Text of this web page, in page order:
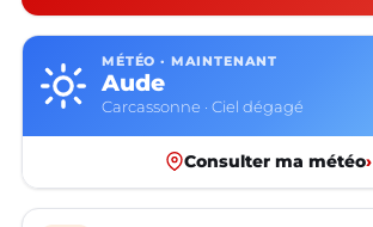
MÉTÉO · MAINTENANT
Aude
Carcassonne · Ciel dégagé
Consulter ma météo›